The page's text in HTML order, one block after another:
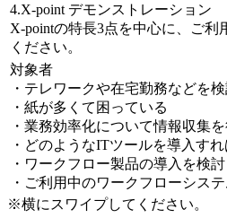
4.X-point デモンストレーション
X-pointの特長3点を中心に、ご利
ください。
対象者
・テレワークや在宅勤務などを
・紙が多くて困っている
・業務効率化について情報収集
・どのようなITツールを導入す
・ワークフロー製品の導入を検
・ご利用中のワークフローシス
※横にスワイプしてください。